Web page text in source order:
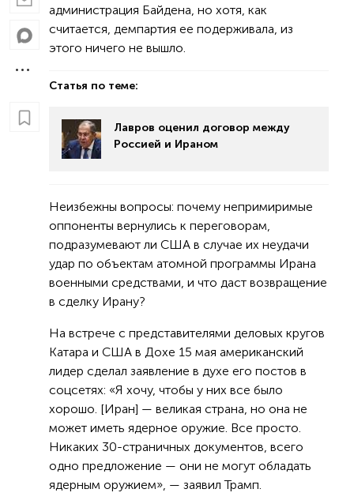
администрация Байдена, но хотя, как
считается, демпартия ее подерживала, из
этого ничего не вышло.
Статья по теме:
Лавров оценил договор между
Россией и Ираном
Неизбежны вопросы: почему непримиримые
оппоненты вернулись к переговорам,
подразумевают ли США в случае их неудачи
удар по объектам атомной программы Ирана
военными средствами, и что даст возвращение
в сделку Ирану?
На встрече с представителями деловых кругов
Катара и США в Дохе 15 мая американский
лидер сделал заявление в духе его постов в
соцсетях: «Я хочу, чтобы у них все было
хорошо. [Иран] — великая страна, но она не
может иметь ядерное оружие. Все просто.
Никаких 30-страничных документов, всего
одно предложение — они не могут обладать
ядерным оружием», — заявил Трамп.